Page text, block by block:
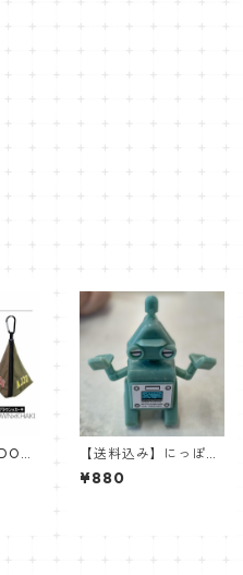
【送料込み】にっぽん
コラボプロジェクト！
海洋プラスチック10
¥880